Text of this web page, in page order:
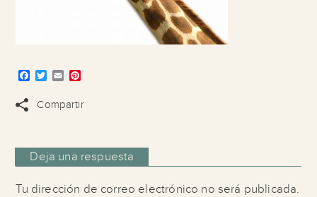
Facebook
Twitter
Email
Compartir
Deja una respuesta
Tu dirección de correo electrónico no será publicada.